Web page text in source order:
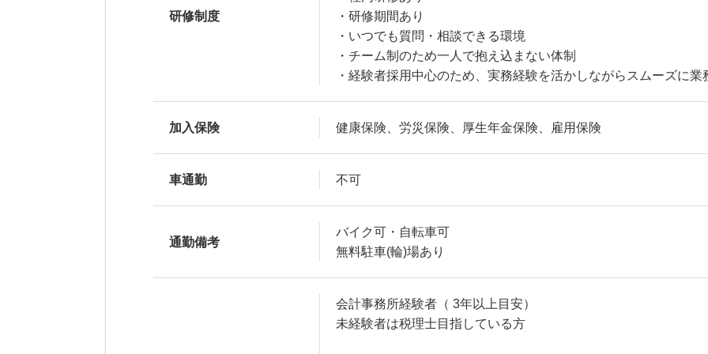
研修制度
・研修期間あり
・いつでも質問・相談できる環境
・チーム制のため一人で抱え込まない体制
・経験者採用中心のため、実務経験を活かしながらスムーズに業
加入保険 健康保険、労災保険、厚生年金保険、雇用保険
車通勤 不可
通勤備考
バイク可・自転車可
無料駐車(輪)場あり
会計事務所経験者（ 3年以上目安）
未経験者は税理士目指している方